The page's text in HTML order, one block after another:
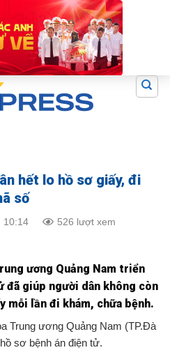
hết lo hồ sơ giấy, đi
số
10:14 526 lượt xem
ương Quảng Nam triển
đã giúp người dân không còn
mỗi lần đi khám, chữa bệnh.
Trung ương Quảng Nam (TP.Đà
sơ bệnh án điện tử.